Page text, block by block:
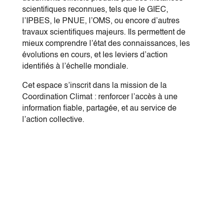
scientifiques reconnues, tels que le GIEC,
l’IPBES, le PNUE, l’OMS, ou encore d’autres
travaux scientifiques majeurs. Ils permettent de
mieux comprendre l’état des connaissances, les
évolutions en cours, et les leviers d’action
identifiés à l’échelle mondiale.
Cet espace s’inscrit dans la mission de la
Coordination Climat : renforcer l’accès à une
information fiable, partagée, et au service de
l’action collective.